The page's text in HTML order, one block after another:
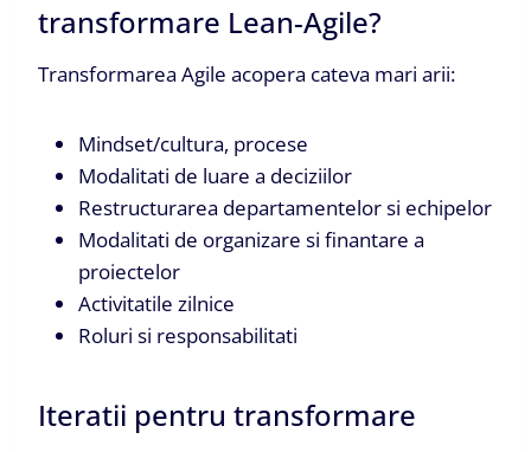
transformare Lean-Agile?
Transformarea Agile acopera cateva mari arii:
Mindset/cultura, procese
Modalitati de luare a deciziilor
Restructurarea departamentelor si echipelor
Modalitati de organizare si finantare a
proiectelor
Activitatile zilnice
Roluri si responsabilitati
Iteratii pentru transformare